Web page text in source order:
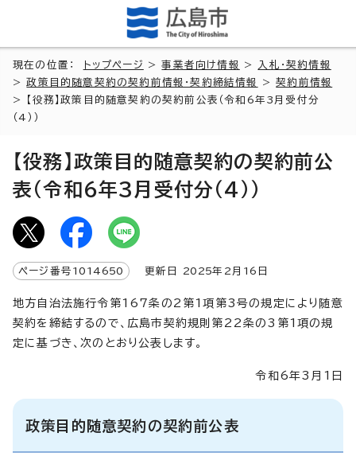
現在の位置： トップページ >事業者向け情報 >
入札・契約情報
>政策目的随意契約の契約前情報・契約締結情報 >契約前情報
> 【役務】政策目的随意契約の契約前公表（令和6年3月受付分
（4））
【役務】政策目的随意契約の契約前公
表（令和6年3月受付分（4））
ページ番号 1014650 更新日 2025年2月 16 日
地方自治法施行令第167条の2第1項第3号の規定により随意
契約を締結するので、広島市契約規則第22条の3第1項の規
定に基づき、次のとおり公表します。
令和6年3月1日
政策目的随意契約の契約前公表